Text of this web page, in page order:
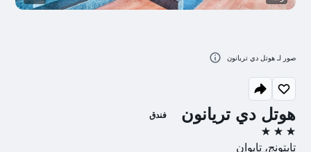
هوتل دي تريانون فندق
3 نجوم
تايتونج، تايوان
صور لـ هوتل دي تريانون